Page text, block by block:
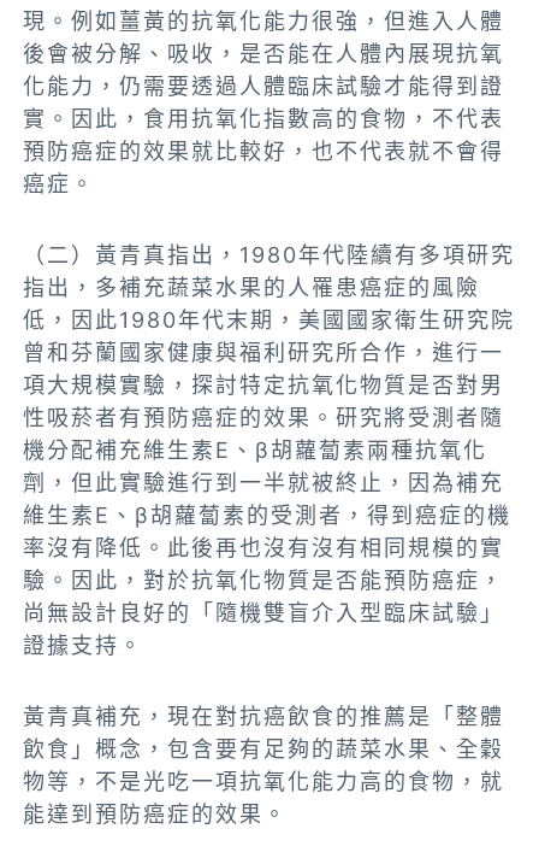
現。例如薑黃的抗氧化能力很強，但進入人體
後會被分解、吸收，是否能在人體內展現抗氧
化能力，仍需要透過人體臨床試驗才能得到證
實。因此，食用抗氧化指數高的食物，不代表
預防癌症的效果就比較好，也不代表就不會得
癌症。
（二）黃青真指出，1980年代陸續有多項研究
指出，多補充蔬菜水果的人罹患癌症的風險
低，因此1980年代末期，美國國家衛生研究院
曾和芬蘭國家健康與福利研究所合作，進行一
項大規模實驗，探討特定抗氧化物質是否對男
性吸菸者有預防癌症的效果。研究將受測者隨
機分配補充維生素E、β胡蘿蔔素兩種抗氧化
劑，但此實驗進行到一半就被終止，因為補充
維生素E、β胡蘿蔔素的受測者，得到癌症的機
率沒有降低。此後再也沒有沒有相同規模的實
驗。因此，對於抗氧化物質是否能預防癌症，
尚無設計良好的「隨機雙盲介入型臨床試驗」
證據支持。
黃青真補充，現在對抗癌飲食的推薦是「整體
飲食」概念，包含要有足夠的蔬菜水果、全穀
物等，不是光吃一項抗氧化能力高的食物，就
能達到預防癌症的效果。